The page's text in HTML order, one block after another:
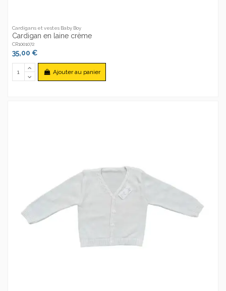
Cardigans et vestes Baby Boy
Cardigan en laine crème
CR1001072
35,00 €
Ajouter au panier